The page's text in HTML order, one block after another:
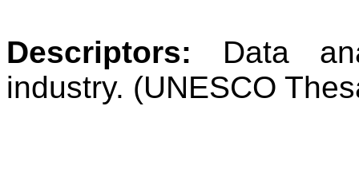
Descriptors:
Data
industry. (UNESCO